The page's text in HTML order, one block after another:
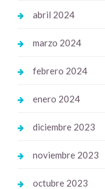
abril 2024
marzo 2024
febrero 2024
enero 2024
diciembre 2023
noviembre 2023
octubre 2023